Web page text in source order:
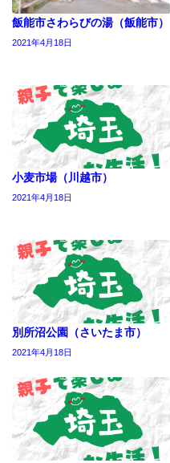
飯能市さわらびの湯（飯能市）
2021年4月18日
小麦市場（川越市）
2021年4月18日
別所沼公園（さいたま市）
2021年4月18日